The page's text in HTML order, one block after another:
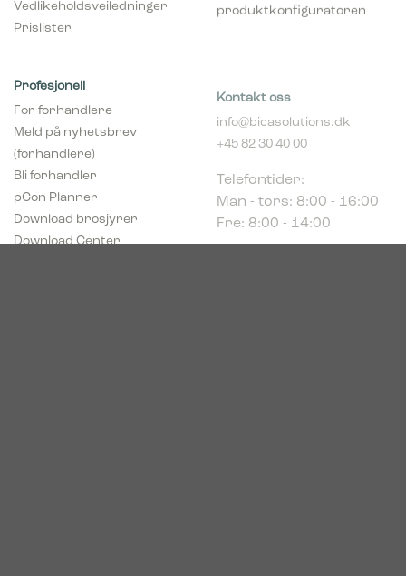
Vedlikeholdsveiledninger
Prislister
produktkonfiguratoren
Profesjonell
For forhandlere
Meld på nyhetsbrev
(forhandlere)
Bli forhandler
pCon Planner
Download brosjyrer
Download Center
+45 82 30 40 00
Man - tors: 8:00 - 16:00
Fre: 8:00 - 14:00
Norge